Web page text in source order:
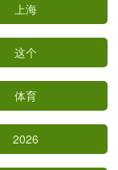
上海
这个
体育
2026